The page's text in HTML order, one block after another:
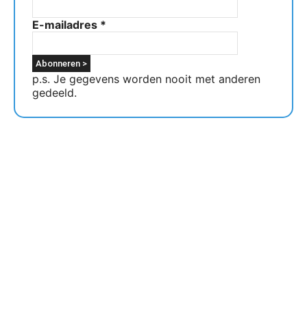
E-mailadres *
p.s. Je gegevens worden nooit met anderen
gedeeld.